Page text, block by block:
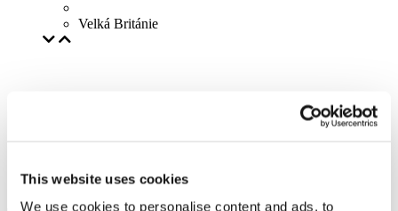
This website uses cookies
We use cookies to personalise content and ads, to
Velká Británie